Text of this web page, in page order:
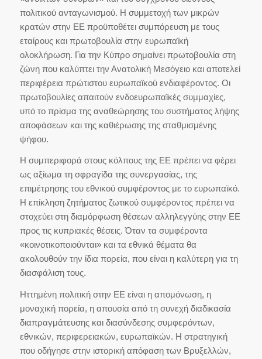
πολιτικού ανταγωνισμού. Η συμμετοχή των μικρών
κρατών στην ΕΕ προϋποθέτει συμπόρευση με τους
εταίρους και πρωτοβουλία στην ευρωπαϊκή
ολοκλήρωση. Για την Κύπρο σημαίνει πρωτοβουλία στη
ζώνη που καλύπτει την Ανατολική Μεσόγειο και αποτελεί
περιφέρεια πρώτιστου ευρωπαϊκού ενδιαφέροντος. Οι
πρωτοβουλίες απαιτούν ενδοευρωπαϊκές συμμαχίες,
υπό το πρίσμα της αναθεώρησης του συστήματος λήψης
αποφάσεων και της καθιέρωσης της σταθμισμένης
ψήφου.
Η συμπεριφορά στους κόλπους της ΕΕ πρέπει να φέρει
ως αξίωμα τη σφραγίδα της συνεργασίας, της
επιμέτρησης του εθνικού συμφέροντος με το ευρωπαϊκό.
Η επίκληση ζητήματος ζωτικού συμφέροντος πρέπει να
στοχεύει στη διαμόρφωση θέσεων αλληλεγγύης στην ΕΕ
προς τις κυπριακές θέσεις. Όταν τα συμφέροντα
«κοινοτικοποιούνται» και τα εθνικά θέματα θα
ακολουθούν την ίδια πορεία, που είναι η καλύτερη για τη
διασφάλιση τους.
Ηττημένη πολιτική στην ΕΕ είναι η απομόνωση, η
μοναχική πορεία, η απουσία από τη συνεχή διαδικασία
διαπραγμάτευσης και διασύνδεσης συμφερόντων,
εθνικών, περιφερειακών, ευρωπαϊκών. Η στρατηγική
που οδήγησε στην ιστορική απόφαση των Βρυξελλών,